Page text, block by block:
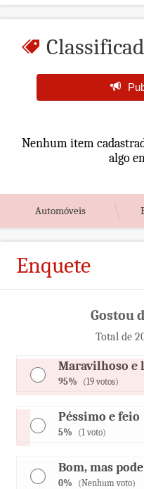
Nenhum item
algo
Automóveis
Enquete
Gostou
Total de
Maravilhoso e
95% (19 votos)
Péssimo e feio
5% (1 voto)
Bom, mas
0% (Nenhum voto)